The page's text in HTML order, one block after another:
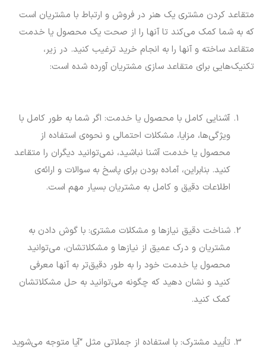
متقاعد کردن مشتری یک هنر در فروش و ارتباط با مشتریان است
که به شما کمک می‌کند تا آنها را از صحت یک محصول یا خدمت
متقاعد ساخته و آنها را به انجام خرید ترغیب کنید. در زیر،
تکنیک‌هایی برای متقاعد سازی مشتریان آورده شده است:
آشنایی کامل با محصول یا خدمت: اگر شما به طور کامل با
ویژگی‌ها، مزایا، مشکلات احتمالی و نحوه‌ی استفاده از
محصول یا خدمت آشنا نباشید، نمی‌توانید دیگران را متقاعد
کنید. بنابراین، آماده بودن برای پاسخ به سوالات و ارائه‌ی
اطلاعات دقیق و کامل به مشتریان بسیار مهم است.
شناخت دقیق نیازها و مشکلات مشتری: با گوش دادن به
مشتریان و درک عمیق از نیازها و مشکلاتشان، می‌توانید
محصول یا خدمت خود را به طور دقیق‌تر به آنها معرفی
کنید و نشان دهید که چگونه می‌توانید به حل مشکلاتشان
کمک کنید.
تأیید مشترک: با استفاده از جملاتی مثل “آیا متوجه می‌شوید